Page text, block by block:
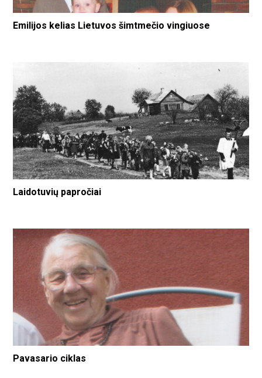
Emilijos kelias Lietuvos šimtmečio vingiuose
Laidotuvių papročiai
Pavasario ciklas